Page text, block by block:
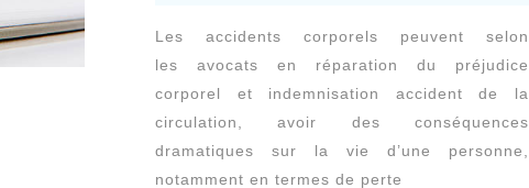
préjudice
corporel
Lyon
:
Quels
Les accidents corporels peuvent selon
les avocats en réparation du préjudice
corporel et indemnisation accident de la
circulation, avoir des conséquences
dramatiques sur la vie d’une personne,
notamment en termes de perte